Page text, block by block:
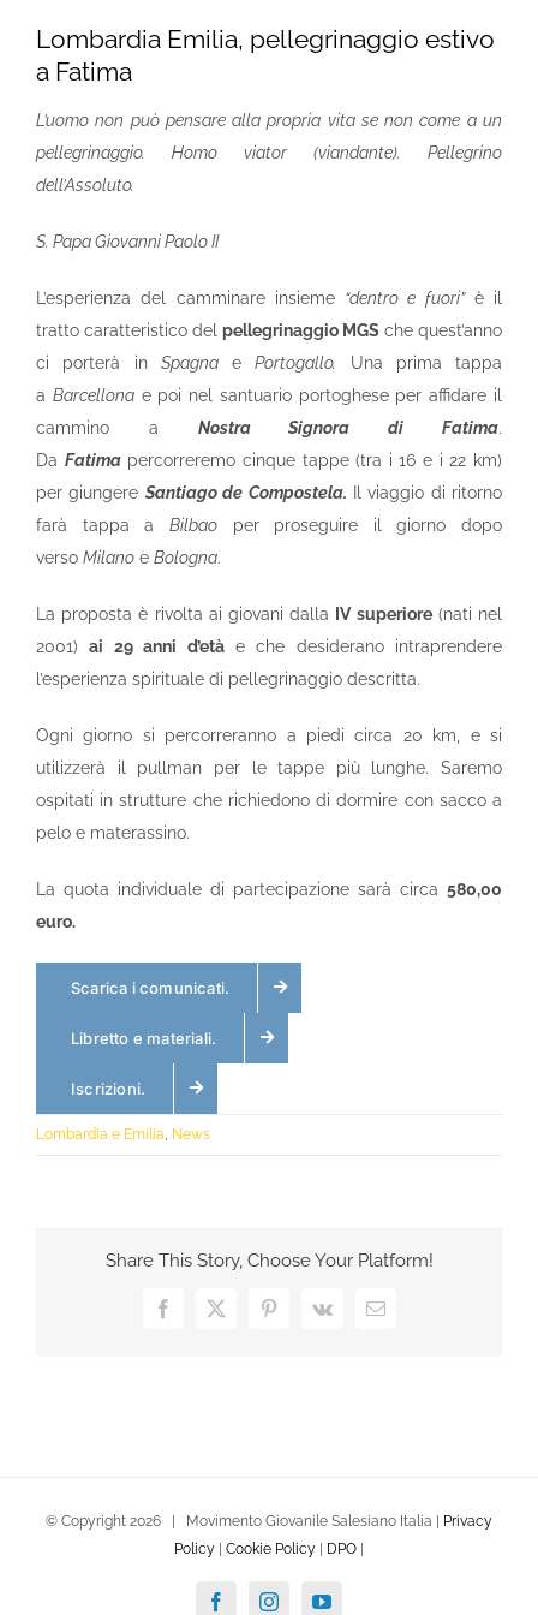
Lombardia Emilia, pellegrinaggio estivo
a Fatima
L’uomo non può pensare alla propria vita se non come a un
pellegrinaggio. Homo viator (viandante). Pellegrino
dell’Assoluto.
S. Papa Giovanni Paolo II
L’esperienza del camminare insieme “dentro e fuori”è il
tratto caratteristico del pellegrinaggio MGS che quest’anno
ci porterà in SpagnaePortogallo.
Una prima tappa
a Barcellonae poi nel santuario portoghese per affidare il
cammino a Nostra Signora di Fatima.
Da Fatimapercorreremo cinque tappe (tra i 16 e i 22 km)
per giungere Santiago de Compostela. Il viaggio di ritorno
farà tappa a Bilbaoper proseguire il giorno dopo
verso Milano e Bologna.
La proposta è rivolta ai giovani dalla IV superiore(nati nel
2001)ai 29 anni d’etàe che desiderano intraprendere
l’esperienza spirituale di pellegrinaggio descritta.
Ogni giorno si percorreranno a piedi circa 20 km, e si
utilizzerà il pullman per le tappe più lunghe. Saremo
ospitati in strutture che richiedono di dormire con sacco a
pelo e materassino.
La quota individuale di partecipazione sarà circa 580,00
euro.
Scarica i comunicati.
Libretto e materiali.
Iscrizioni.
Lombardia e Emilia News
Share This Story, Choose Your Platform!
Facebook
X Pinterest
Vk Email
© Copyright 2026 | Movimento Giovanile Salesiano Italia |
Privacy
Policy
Cookie Policy DPO
FacebookInstagramYouTube